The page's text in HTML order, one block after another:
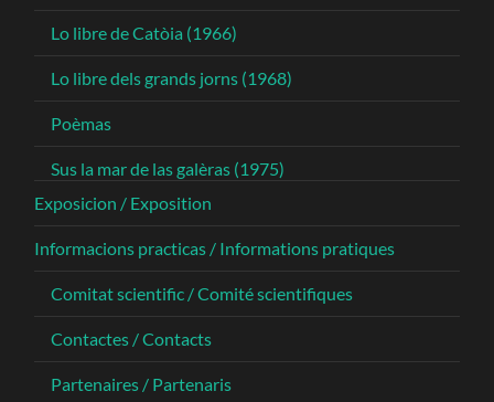
Lo libre de Catòia (1966)
Lo libre dels grands jorns (1968)
Poèmas
Sus la mar de las galèras (1975)
Exposicion / Exposition
Informacions practicas / Informations pratiques
Comitat scientific / Comité scientifiques
Contactes / Contacts
Partenaires / Partenaris